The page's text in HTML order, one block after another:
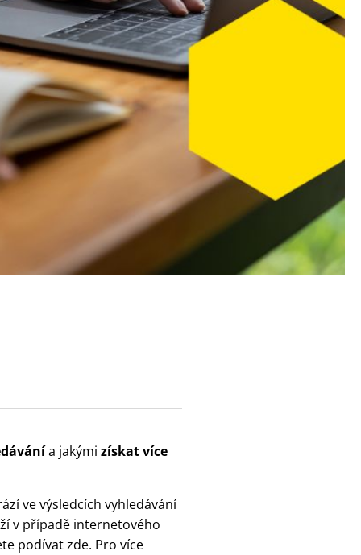
a jakými získat více
ve výsledcích vyhledávání
v případě internetového
podívat zde. Pro více